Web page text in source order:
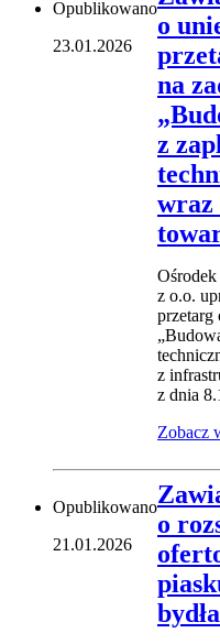
Opublikowano
23.01.2026
o
na
z
z o.o.
przetarg
z
z dnia
Zobacz
Opublikowano
21.01.2026
o
bydła